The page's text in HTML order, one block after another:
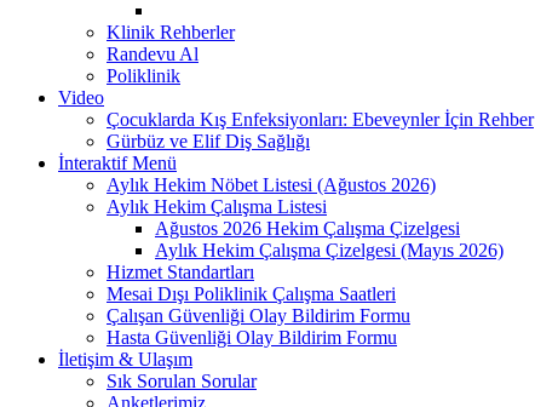
Klinik Rehberler
Randevu Al
Poliklinik
Video
Çocuklarda Kış Enfeksiyonları: Ebeveynler İçin Rehber
Gürbüz ve Elif Diş Sağlığı
İnteraktif Menü
Aylık Hekim Nöbet Listesi (Ağustos 2026)
Aylık Hekim Çalışma Listesi
Ağustos 2026 Hekim Çalışma Çizelgesi
Aylık Hekim Çalışma Çizelgesi (Mayıs 2026)
Hizmet Standartları
Mesai Dışı Poliklinik Çalışma Saatleri
Çalışan Güvenliği Olay Bildirim Formu
Hasta Güvenliği Olay Bildirim Formu
İletişim & Ulaşım
Sık Sorulan Sorular
Anketlerimiz